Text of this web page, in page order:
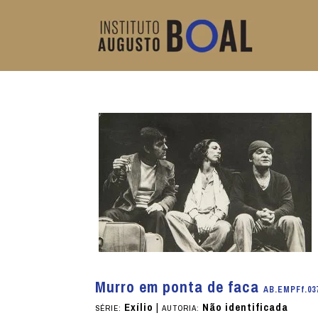
Murro em ponta de faca
SÉRIE: Exílio |AUTORIA: Não identificada